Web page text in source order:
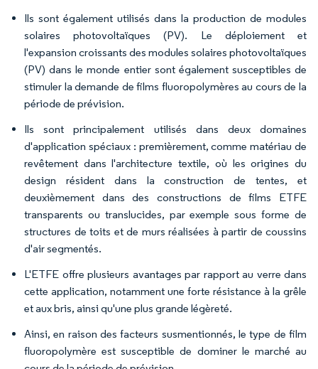
Ils sont également utilisés dans la production de modules
solaires photovoltaïques (PV). Le déploiement et
l'expansion croissants des modules solaires photovoltaïques
(PV) dans le monde entier sont également susceptibles de
stimuler la demande de films fluoropolymères au cours de la
période de prévision.
Ils sont principalement utilisés dans deux domaines
d'application spéciaux : premièrement, comme matériau de
revêtement dans l'architecture textile, où les origines du
design résident dans la construction de tentes, et
deuxièmement dans des constructions de films ETFE
transparents ou translucides, par exemple sous forme de
structures de toits et de murs réalisées à partir de coussins
d'air segmentés.
L'ETFE offre plusieurs avantages par rapport au verre dans
cette application, notamment une forte résistance à la grêle
et aux bris, ainsi qu'une plus grande légèreté.
Ainsi, en raison des facteurs susmentionnés, le type de film
fluoropolymère est susceptible de dominer le marché au